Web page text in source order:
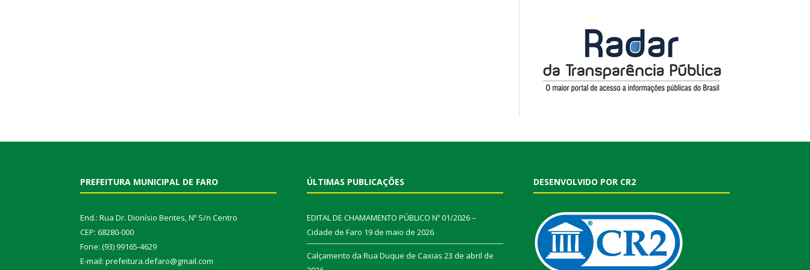
PREFEITURA MUNICIPAL DE FARO
End.: Rua Dr. Dionísio Bentes, Nº S/n Centro
CEP: 68280-000
Fone: (93) 99165-4629
E-mail: prefeitura.defaro@gmail.com
ÚLTIMAS PUBLICAÇÕES
EDITAL DE CHAMAMENTO PÚBLICO Nº 01/2026 –
Cidade de Faro 19 de maio de 2026
Calçamento da Rua Duque de Caxias 23 de abril de
DESENVOLVIDO POR CR2